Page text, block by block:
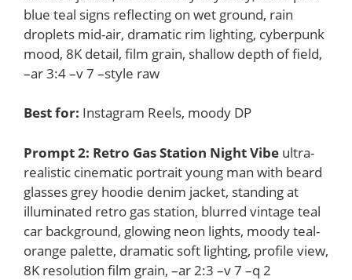
blue teal signs reflecting on wet ground, rain
droplets mid-air, dramatic rim lighting, cyberpunk
mood, 8K detail, film grain, shallow depth of field,
–ar 3:4 –v 7 –style raw
Best for: Instagram Reels, moody DP
Prompt 2: Retro Gas Station Night Vibe ultra-
realistic cinematic portrait young man with beard
glasses grey hoodie denim jacket, standing at
illuminated retro gas station, blurred vintage teal
car background, glowing neon lights, moody teal-
orange palette, dramatic soft lighting, profile view,
8K resolution film grain, –ar 2:3 –v 7 –q 2